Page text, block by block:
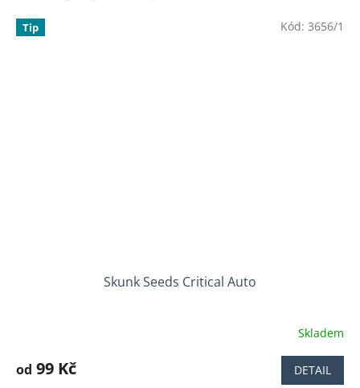
Tip
Skunk Seeds Critical Auto
produktu
Skladem
od 99 Kč DETAIL
Kód: 3656/1